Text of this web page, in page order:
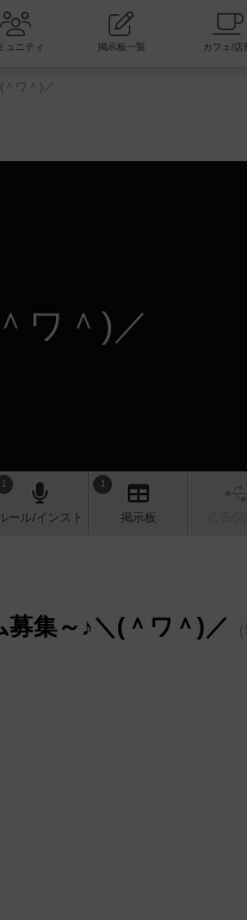
会 コミュニティ 掲示板一覧
ワ＾)／
ワ＾)／
1
ルール/インスト
1
掲示板
募集～♪＼(＾ワ＾)／ （